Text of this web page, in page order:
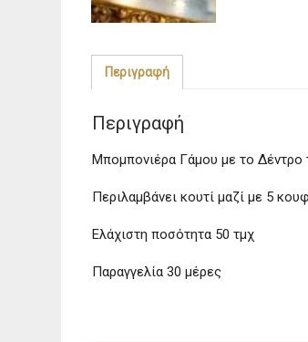
Περιγραφή
Περιγραφή
Μπομπονιέρα Γάμου με το Δέντρο
Περιλαμβάνει κουτί μαζί με 5
Ελάχιστη ποσότητα 50 τμχ
Παραγγελία 30 μέρες